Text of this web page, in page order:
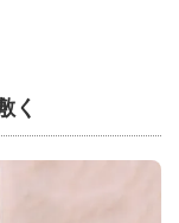
く